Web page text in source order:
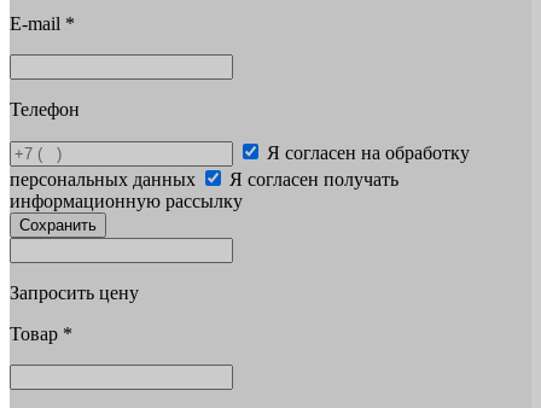
E-mail *
Телефон
Я согласен на обработку
персональных данных
Я согласен получать
информационную рассылку
Сохранить
Запросить цену
Товар *